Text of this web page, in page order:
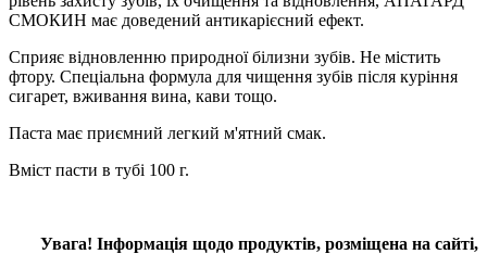
СМОКИН має доведений антикарієсний ефект.
Сприяє відновленню природної білизни зубів. Не містить
фтору. Спеціальна формула для чищення зубів після куріння
сигарет, вживання вина, кави тощо.
Паста має приємний легкий м'ятний смак.
Вміст пасти в тубі 100 г.
Увага! Інформація щодо продуктів, розміщена на сайті,